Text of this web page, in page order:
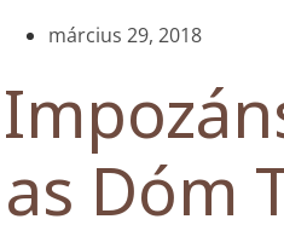
március 29, 2018
as Dóm